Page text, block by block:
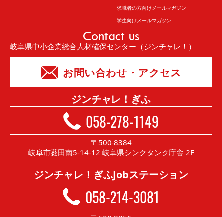
求職者の方向けメールマガジン
学生向けメールマガジン
Contact us
岐阜県中小企業総合人材確保センター（ジンチャレ！）
お問い合わせ・アクセス
ジンチャレ！ぎふ
058-278-1149
〒500-8384
岐阜市薮田南5-14-12 岐阜県シンクタンク庁舎 2F
ジンチャレ！ぎふJobステーション
058-214-3081